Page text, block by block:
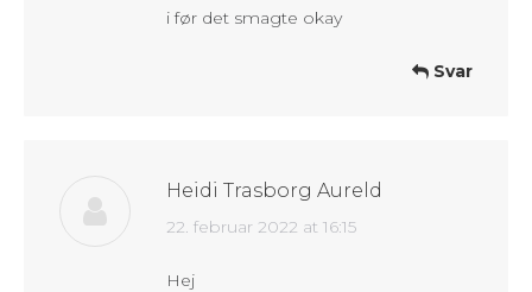
i før det smagte okay
Svar
Heidi Trasborg Aureld
says:
22. februar 2022 at 16:15
Hej